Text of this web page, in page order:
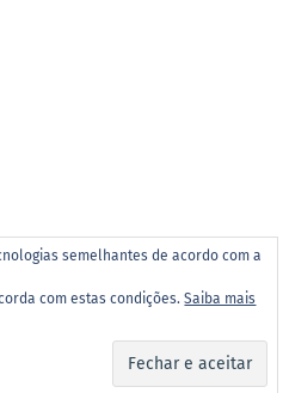
semelhantes de acordo com a
com estas condições.Saiba mais